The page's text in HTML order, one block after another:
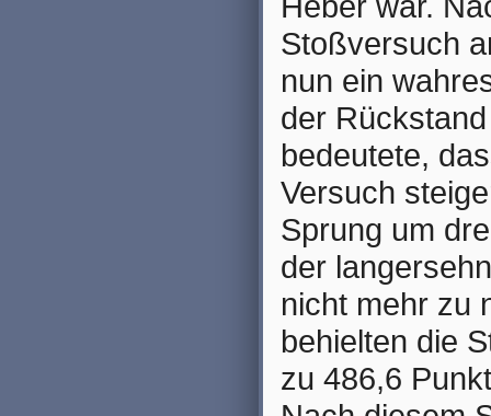
Heber war.
Stoßversuch
nun ein
der
bedeutete,
Versuch
Sprung um
der
nicht mehr zu
behielten die
zu 486,6